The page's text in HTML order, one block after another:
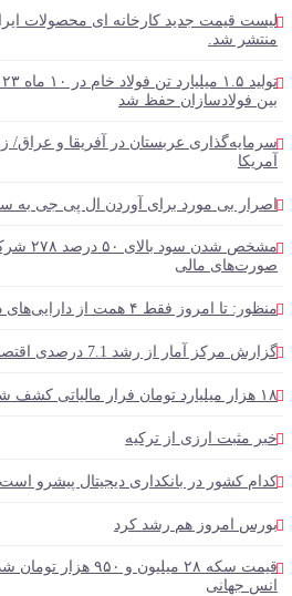
شد.
تولید ۱.۵
حفظ شد
عربستان در آفریقا و عراق/ زوال
بی مورد برای آوردن ال پی جی به سبد
مشخص شدن سود بالای ۵۰
مالی
فقط ۴ همت از دارایی‌های دولت مولدسازی شده است
از رشد 7.1 درصدی اقتصاد ایران در تابستان 1402
ارزی از ترکیه
کشور در بانکداری دیجیتال پیشرو است؟
امروز هم رشد کرد